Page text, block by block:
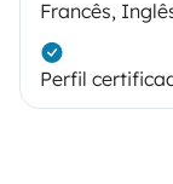
Francês,
Perfil